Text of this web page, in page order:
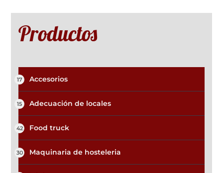
Productos
Accesorios
17
Adecuación de locales
15
Food truck
42
Maquinaria de hosteleria
30